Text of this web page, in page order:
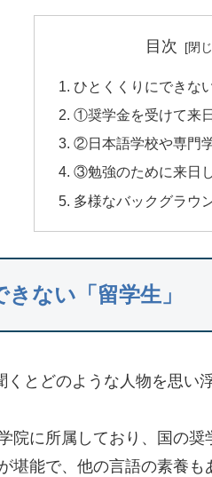
目次
ひとくくりにできな
①奨学金を受けて来
②日本語学校や専門
③勉強のために来日
多様なバックグラウ
ない「留学生」
くとどのような人物を思い
院に所属しており、国の奨
堪能で、他の言語の素養も